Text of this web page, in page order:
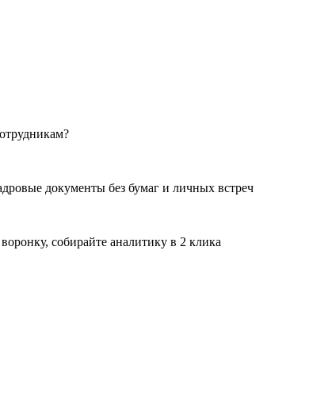
документы без бумаг и личных встреч
собирайте аналитику в 2 клика